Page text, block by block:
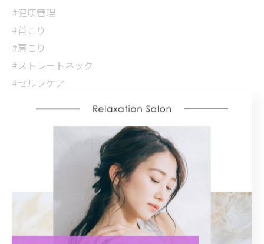
#健康管理
#首こり
#肩こり
#ストレートネック
#セルフケア
広島市で肩こりに対応する施術
< 前のページ 一覧に戻る 次のページ >